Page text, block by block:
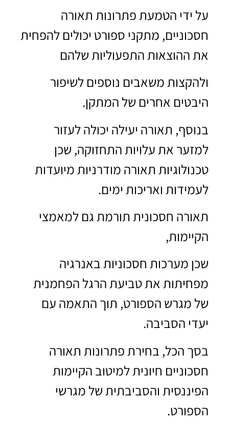
על ידי הטמעת פתרונות תאורה
חסכוניים, מתקני ספורט יכולים להפחית
את ההוצאות התפעוליות שלהם
ולהקצות משאבים נוספים לשיפור
היבטים אחרים של המתקן.
בנוסף, תאורה יעילה יכולה לעזור
למזער את עלויות התחזוקה, שכן
טכנולוגיות תאורה מודרניות מיועדות
לעמידות ואריכות ימים.
תאורה חסכונית תורמת גם למאמצי
הקיימות,
שכן מערכות חסכוניות באנרגיה
מפחיתות את טביעת הרגל הפחמנית
של מגרש הספורט, תוך התאמה עם
יעדי הסביבה.
בסך הכל, בחירת פתרונות תאורה
חסכוניים חיונית למיטוב הקיימות
הפיננסית והסביבתית של מגרשי
הספורט.